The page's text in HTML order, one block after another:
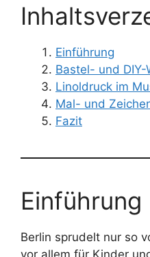
Einführung
Bastel- und DIY-
Linoldruck im
Mal- und
Fazit
Einführung
Berlin sprudelt nur so
vor allem für Kinder